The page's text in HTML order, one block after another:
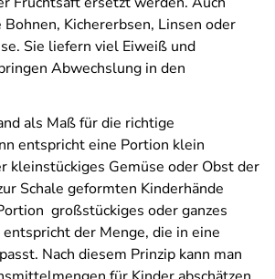
Kichererbsen, Linsen oder
Sie liefern viel Eiweiß und
Abwechslung in den
als Maß für die richtige
entspricht eine Portion klein
kleinstückiges Gemüse oder Obst der
Schale geformten Kinderhände
großstückiges oder ganzes
der Menge, die in eine
Nach diesem Prinzip kann man